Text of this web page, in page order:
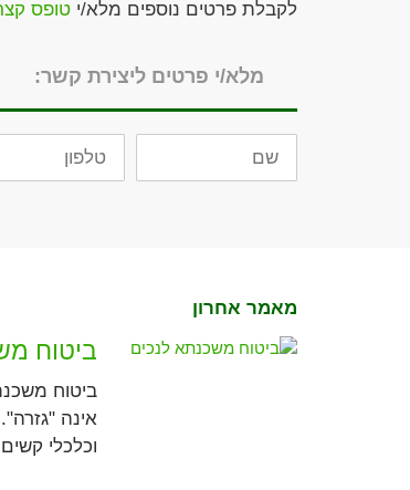
לקבלת פרטים נוספים מלא/י טופס
מלא/י פרטים ליצירת קשר:
שם טלפון
מאמר אחרון
ביטוח
ביטוח
אינה
וכלכלי